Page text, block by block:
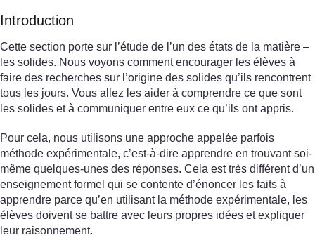
Introduction
Cette section porte sur l’étude de l’un des états de la matière –
les solides. Nous voyons comment encourager les élèves à
faire des recherches sur l’origine des solides qu’ils rencontrent
tous les jours. Vous allez les aider à comprendre ce que sont
les solides et à communiquer entre eux ce qu’ils ont appris.
Pour cela, nous utilisons une approche appelée parfois
méthode expérimentale, c’est-à-dire apprendre en trouvant soi-
même quelques-unes des réponses. Cela est très différent d’un
enseignement formel qui se contente d’énoncer les faits à
apprendre parce qu’en utilisant la méthode expérimentale, les
élèves doivent se battre avec leurs propres idées et expliquer
leur raisonnement.